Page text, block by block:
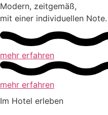
Modern, zeitgemäß,
mit einer individuellen Note.
mehr erfahren
mehr erfahren
Im Hotel erleben